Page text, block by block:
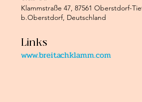
Klammstraße 47, 87561 Oberstdorf-
b.Oberstdorf, Deutschland
Links
www.breitachklamm.com